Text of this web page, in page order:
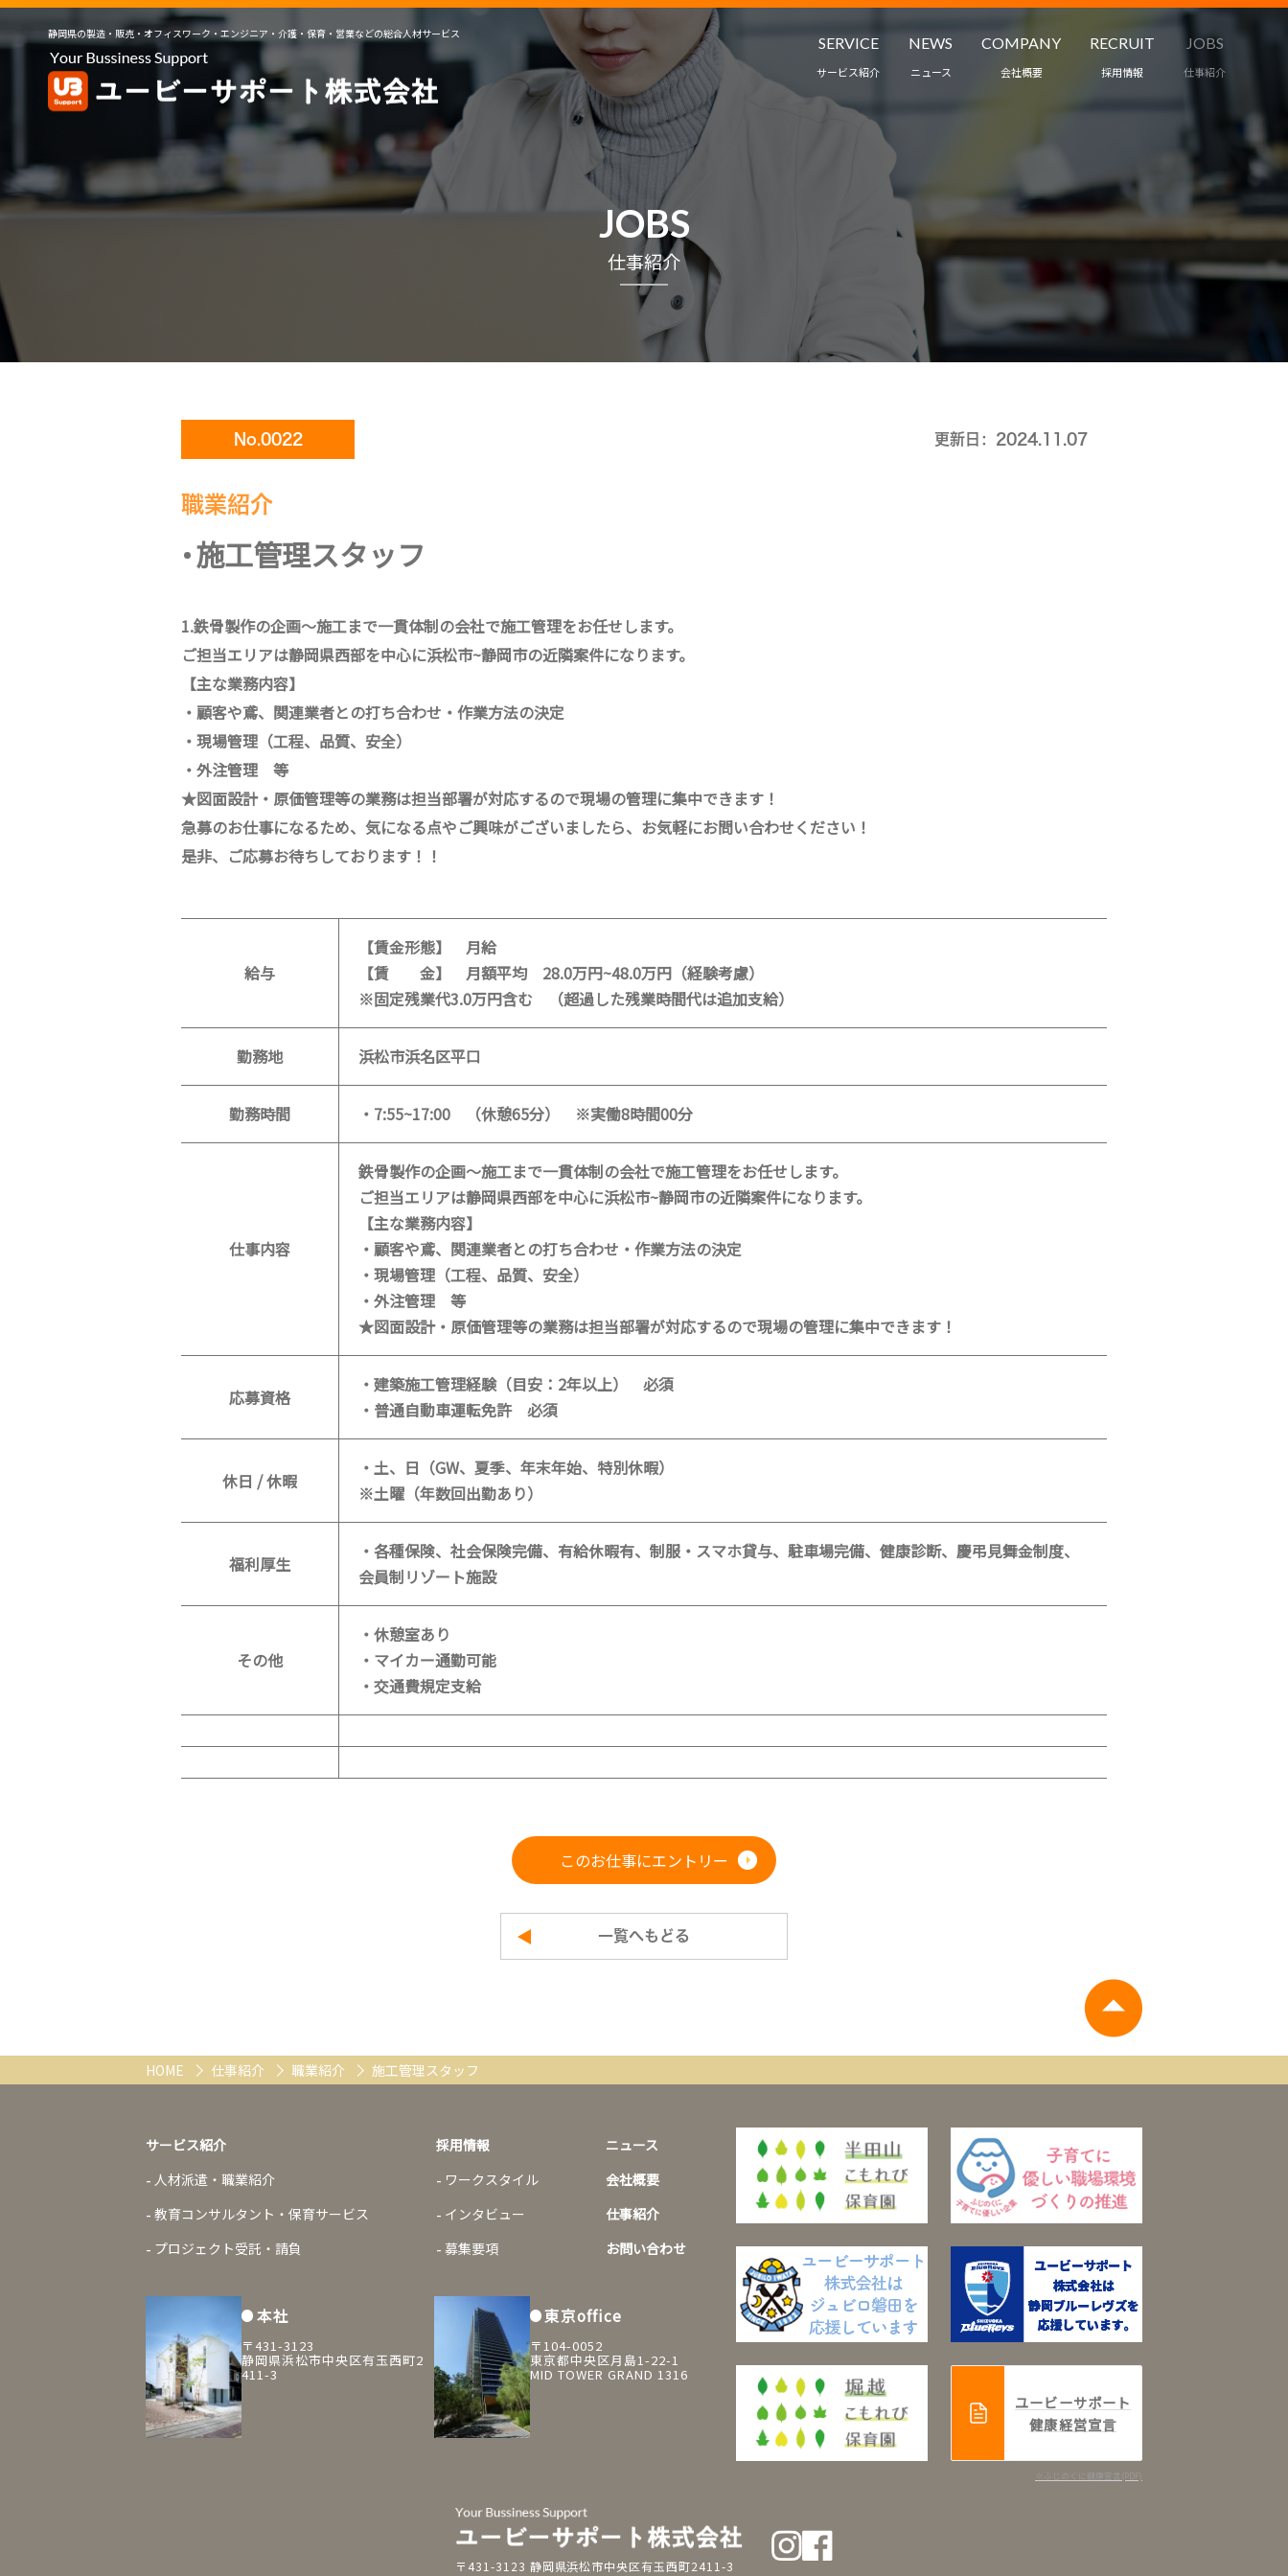
静岡県の製造・販売・オフィスワーク・エンジニア・介護・保育・営業などの総合人材サービス
SERVICE
サービス紹介
教育コンサルタント・保育
NEWS
ニュース
COMPANY
会社概要
RECRUIT
採用情報
インタビュー
募集要項
JOBS
仕事紹介
JOBS
仕事紹介
No.0022 更新日：2024.11.07
職業紹介
施工管理スタッフ
1.鉄骨製作の企画～施工まで一貫体制の会社で施工管理をお任せします。
ご担当エリアは静岡県西部を中心に浜松市~静岡市の近隣案件になります。
【主な業務内容】
・顧客や鳶、関連業者との打ち合わせ・作業方法の決定
・現場管理（工程、品質、安全）
・外注管理 等
★図面設計・原価管理等の業務は担当部署が対応するので現場の管理に集中できます！
急募のお仕事になるため、気になる点やご興味がございましたら、お気軽にお問い合わせください！
是非、ご応募お待ちしております！！
給与
【賃金形態】 月給
【賃 金】 月額平均 28.0万円~48.0万円（経験考慮）
※固定残業代3.0万円含む （超過した残業時間代は追加支給）
勤務地 浜松市浜名区平口
勤務時間 ・7:55~17:00 （休憩65分） ※実働8時間00分
仕事内容
鉄骨製作の企画～施工まで一貫体制の会社で施工管理をお任せします。
ご担当エリアは静岡県西部を中心に浜松市~静岡市の近隣案件になります。
【主な業務内容】
・顧客や鳶、関連業者との打ち合わせ・作業方法の決定
・現場管理（工程、品質、安全）
・外注管理 等
★図面設計・原価管理等の業務は担当部署が対応するので現場の管理に集中できます！
応募資格
・建築施工管理経験（目安：2年以上） 必須
・普通自動車運転免許 必須
休日 / 休暇
・土、日（GW、夏季、年末年始、特別休暇）
※土曜（年数回出勤あり）
福利厚生
・各種保険、社会保険完備、有給休暇有、制服・スマホ貸与、駐車場完備、健康診断、慶弔見舞金制度、
会員制リゾート施設
その他
・休憩室あり
・マイカー通勤可能
・交通費規定支給
このお仕事にエントリー
一覧へもどる
HOME 仕事紹介 職業紹介 施工管理スタッフ
サービス紹介
人材派遣・職業紹介
教育コンサルタント・保育サービス
プロジェクト受託・請負
採用情報
ワークスタイル
インタビュー
募集要項
ニュース
会社概要
仕事紹介
お問い合わせ
本社
〒431-3123
静岡県浜松市中央区有玉西町2
411-3
東京office
〒104-0052
東京都中央区月島1-22-1
MID TOWER GRAND 1316
ユービーサポート
健康経営宣言
※ふじのくに健康宣言(PDF)
〒431-3123 静岡県浜松市中央区有玉西町2411-3